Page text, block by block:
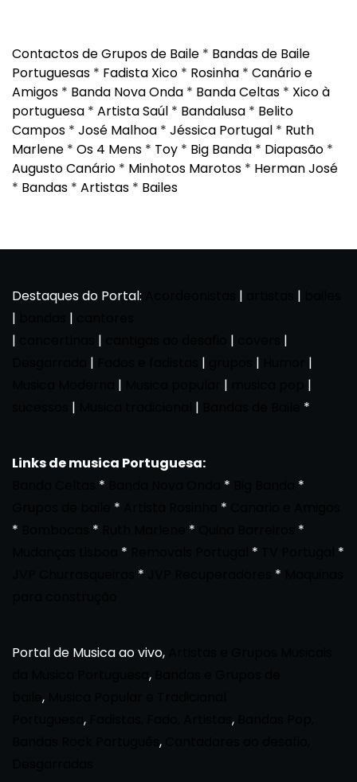
Contactos de Grupos de Baile * Bandas de Baile
Portuguesas * Fadista Xico * Rosinha * Canário e
Amigos * Banda Nova Onda * Banda Celtas * Xico à
portuguesa * Artista Saúl * Bandalusa * Belito
Campos * José Malhoa * Jéssica Portugal * Ruth
Marlene * Os 4 Mens * Toy * Big Banda * Diapasão *
Augusto Canário * Minhotos Marotos * Herman José
* Bandas * Artistas * Bailes
Destaques do Portal: | |
|
|
|
| |
|
| | |
|
| |
|
| | *
Links de musica Portuguesa:
* *
*
* *
*
* *
*
* *
*
* *
Portal de Musica ao vivo,
,
,
, ,
,